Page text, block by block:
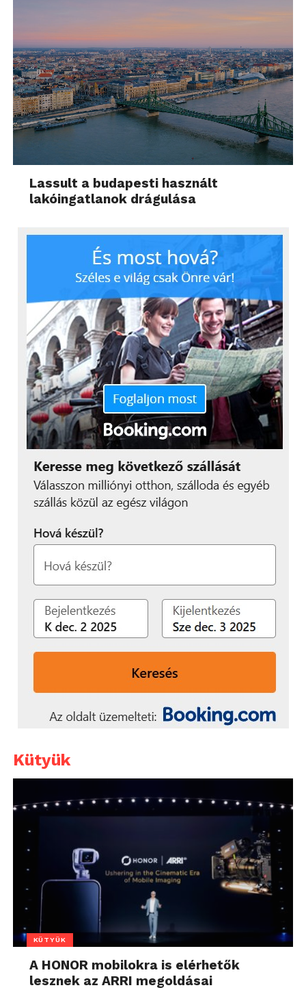
Lassult a budapesti használt
lakóingatlanok drágulása
Kütyük
KÜTYÜK
A HONOR mobilokra is elérhetők
lesznek az ARRI megoldásai